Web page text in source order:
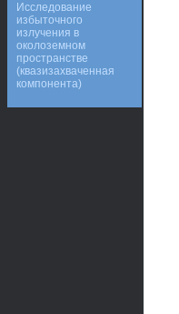
Исследование
избыточного
излучения в
околоземном
пространстве
(квазизахваченная
компонента)